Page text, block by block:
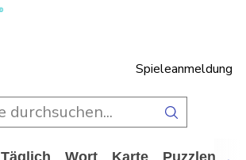
Spieleanmeldung
Täglich Wort Karte Puzzlen